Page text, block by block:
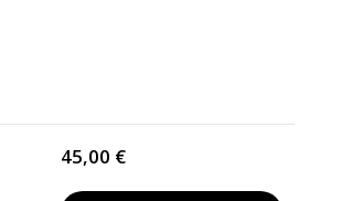
45,00 €